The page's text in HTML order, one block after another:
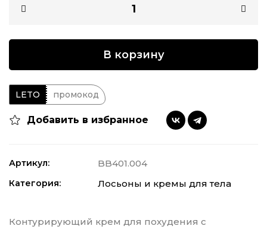
В корзину
LETO промокод
Добавить в избранное
Артикул: BB401.004
Категория: Лосьоны и кремы для тела
Контурирующий крем для похудения с